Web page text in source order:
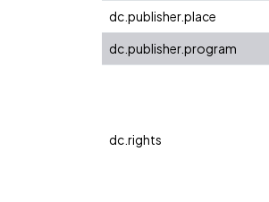
dc.publisher.place
dc.publisher.program
dc.rights